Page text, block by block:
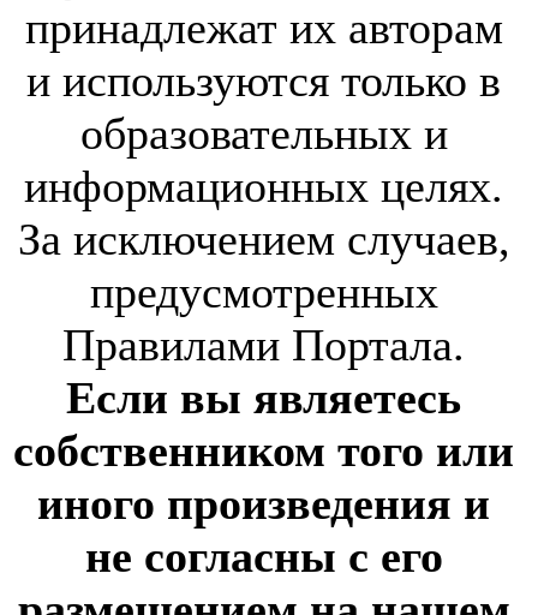
принадлежат их авторам
и используются только в
образовательных и
информационных целях.
За исключением случаев,
предусмотренных
Правилами Портала.
Если вы являетесь
собственником того или
иного произведения и
не согласны с его